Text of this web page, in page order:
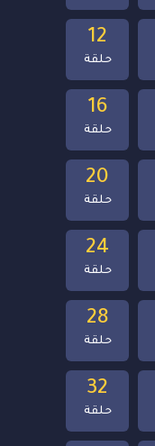
32
حلقة
28
حلقة
24
حلقة
20
حلقة
16
حلقة
12
حلقة